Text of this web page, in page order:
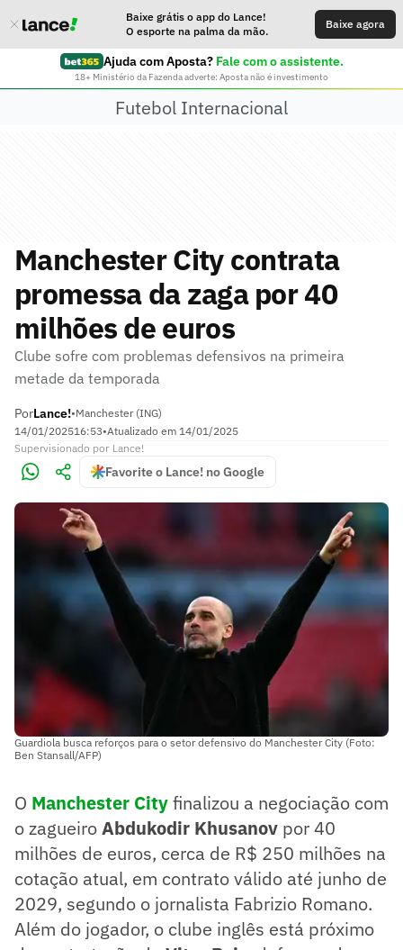
Baixe grátis o app do Lance!
O esporte na palma da mão.
Baixe agora
Ajuda com Aposta? Fale com o assistente.
18+ Ministério da Fazenda adverte: Aposta não é investimento
Futebol Internacional
Manchester City contrata
promessa da zaga por 40
milhões de euros
Clube sofre com problemas defensivos na primeira
metade da temporada
PorLance!•Manchester (ING)
14/01/202516:53•Atualizado em 14/01/2025
Supervisionado por Lance!
Favorite o Lance! no Google
Guardiola busca reforços para o setor defensivo do Manchester City (Foto:
Ben Stansall/AFP)
O Manchester Cityfinalizou a negociação com
o zagueiroAbdukodir Khusanov por 40
milhões de euros, cerca de R$ 250 milhões na
cotação atual, em contrato válido até junho de
2029, segundo o jornalista Fabrizio Romano.
Além do jogador, o clube inglês está próximo